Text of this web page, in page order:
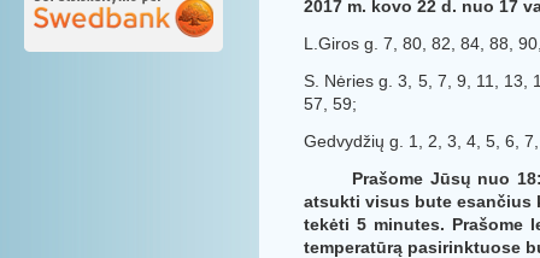
2017 m. kovo 22 d. nuo 17
L.Giros g. 7, 80, 82, 84, 88,
S. Nėries g. 3, 5, 7, 9, 11, 13,
57, 59;
Gedvydžių g. 1, 2, 3, 4, 5, 6,
Prašome Jūsų nuo
atsukti visus bute esančius
tekėti 5 minutes. Prašome
temperatūrą pasirinktuose